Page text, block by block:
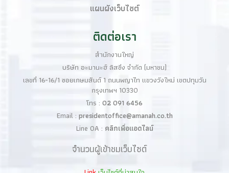
แผนผังเว็บไซต์
ติดต่อเรา
สำนักงานใหญ่
บริษัท อะมานะฮ์ ลิสซิ่ง จำกัด (มหาชน)
เลขที่ 16-16/1 ซอยเกษมสันต์ 1 ถนนพญาไท แขวงวังใหม่ เขตปทุมวัน
กรุงเทพฯ 10330
โทร : 02 091 6456
Email : presidentoffice@amanah.co.th
Line OA : คลิกเพื่อแอดไลน์
จำนวนผู้เข้าชมเว็บไซต์